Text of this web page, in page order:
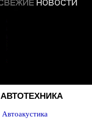
АВТОТЕХНИКА
Автоакустика